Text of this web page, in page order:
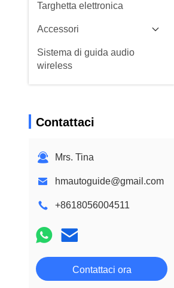
Targhetta elettronica
Accessori
Sistema di guida audio
wireless
Contattaci
Mrs. Tina
hmautoguide@gmail.com
+8618056004511
Contattaci ora